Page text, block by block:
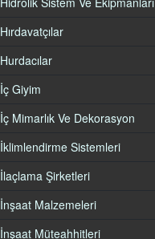
Hırdavatçılar
Hurdacılar
İç Giyim
İç Mimarlık Ve Dekorasyon
İklimlendirme Sistemleri
İlaçlama Şirketleri
İnşaat Malzemeleri
İnşaat Müteahhitleri